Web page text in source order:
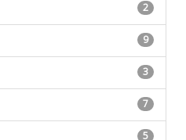
2
9
3
7
5